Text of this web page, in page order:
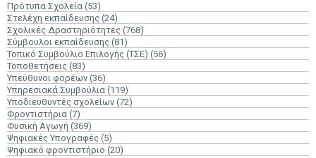
Πρότυπα Σχολεία (53)
Στελέχη εκπαίδευσης (24)
Σχολικές Δραστηριότητες (768)
Σύμβουλοι εκπαίδευσης (81)
Τοπικό Συμβούλιο Επιλογής (ΤΣΕ) (56)
Τοποθετήσεις (83)
Υπεύθυνοι φορέων (36)
Υπηρεσιακά Συμβούλια (119)
Υποδιευθυντές σχολείων (72)
Φροντιστήρια (7)
Φυσική Αγωγή (369)
Ψηφιακές Υπογραφές (5)
Ψηφιακό φροντιστήριο (20)